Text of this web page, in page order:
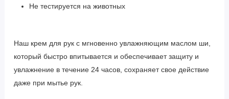
Не тестируется на животных
Наш крем для рук с мгновенно увлажняющим маслом ши,
который быстро впитывается и обеспечивает защиту и
увлажнение в течение 24 часов, сохраняет свое действие
даже при мытье рук.